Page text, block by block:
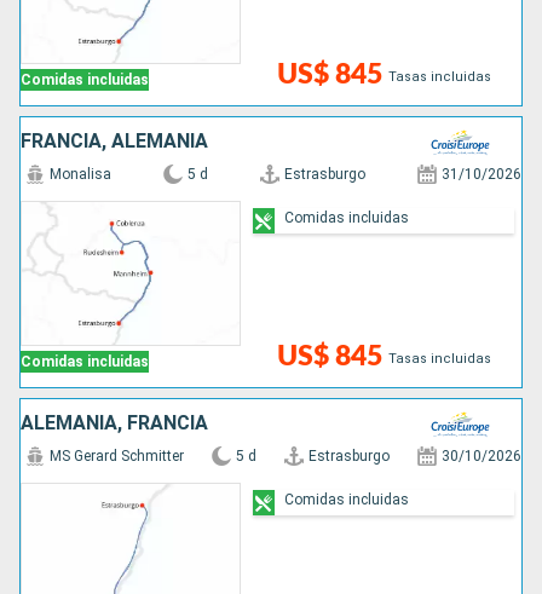
Comidas incluidas US$ 845 Tasas incluidas
FRANCIA, ALEMANIA
Comidas incluidas
Monalisa 5 d Estrasburgo 31/10/2026
US$ 845 Tasas incluidas
Comidas incluidas
ALEMANIA, FRANCIA
MS Gerard Schmitter 5 d Estrasburgo 30/10/2026
Comidas incluidas